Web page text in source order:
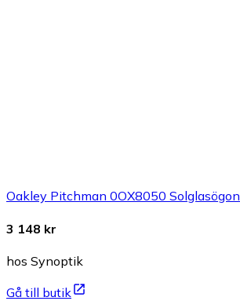
Oakley Pitchman 0OX8050 Solglasögon
3 148 kr
hos Synoptik
Gå till butik